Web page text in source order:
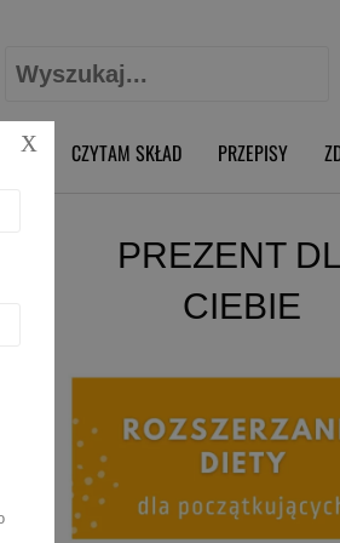
Szukaj:
RD CZYTAM SKŁAD PRZEPISY
PREZENT
CIEBIE
X